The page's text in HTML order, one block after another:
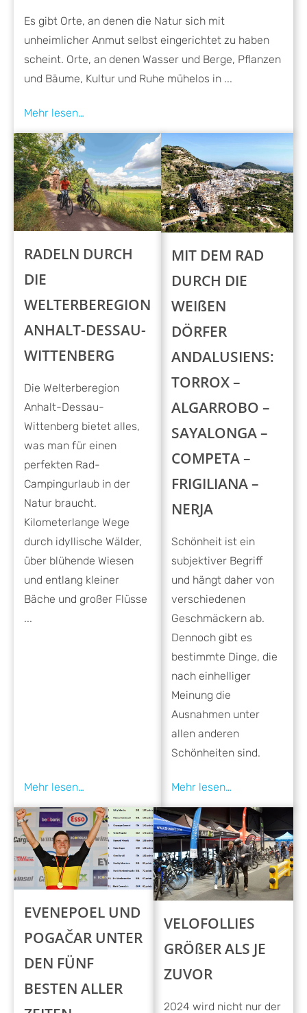
Es gibt Orte, an denen die Natur sich mit
unheimlicher Anmut selbst eingerichtet zu haben
scheint. Orte, an denen Wasser und Berge, Pflanzen
und Bäume, Kultur und Ruhe mühelos in ...
RADELN DURCH
DIE
WELTERBEREGION
ANHALT-DESSAU-
WITTENBERG
Die Welterberegion
Anhalt-Dessau-
Wittenberg bietet alles,
was man für einen
perfekten Rad-
Campingurlaub in der
Natur braucht.
Kilometerlange Wege
durch idyllische Wälder,
über blühende Wiesen
und entlang kleiner
Bäche und großer Flüsse
...
MIT DEM RAD
DURCH DIE
WEIßEN
DÖRFER
ANDALUSIENS:
TORROX –
ALGARROBO –
SAYALONGA –
COMPETA –
FRIGILIANA –
NERJA
Schönheit ist ein
subjektiver Begriff
und hängt daher von
verschiedenen
Geschmäckern ab.
Dennoch gibt es
bestimmte Dinge, die
nach einhelliger
Meinung die
Ausnahmen unter
allen anderen
Schönheiten sind.
EVENEPOEL UND
POGAČAR UNTER
DEN FÜNF
BESTEN ALLER
VELOFOLLIES
GRÖßER ALS JE
ZUVOR
2024 wird nicht nur der